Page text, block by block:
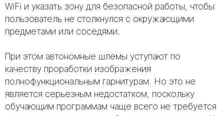
WiFi и указать зону для безопасной работы, чтобы
пользователь не столкнулся с окружающими
предметами или соседями.
При этом автономные шлемы уступают по
качеству проработки изображения
полнофункциональным гарнитурам. Но это не
является серьезным недостатком, поскольку
обучающим программам чаще всего не требуется